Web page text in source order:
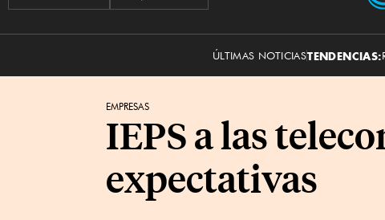
ÚLTIMAS NOTICIASTENDENCIAS:
EMPRESAS
IEPS a las
expectativas